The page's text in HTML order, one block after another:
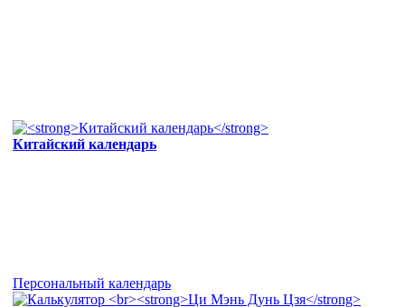
Китайский календарь
Персональный календарь